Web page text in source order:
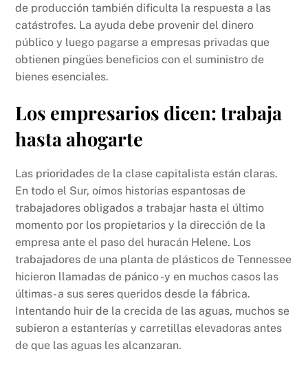
de producción también dificulta la respuesta a las
catástrofes. La ayuda debe provenir del dinero
público y luego pagarse a empresas privadas que
obtienen pingües beneficios con el suministro de
bienes esenciales.
Los empresarios dicen: trabaja
hasta ahogarte
Las prioridades de la clase capitalista están claras.
En todo el Sur, oímos historias espantosas de
trabajadores obligados a trabajar hasta el último
momento por los propietarios y la dirección de la
empresa ante el paso del huracán Helene. Los
trabajadores de una planta de plásticos de Tennessee
hicieron llamadas de pánico -y en muchos casos las
últimas- a sus seres queridos desde la fábrica.
Intentando huir de la crecida de las aguas, muchos se
subieron a estanterías y carretillas elevadoras antes
de que las aguas les alcanzaran.